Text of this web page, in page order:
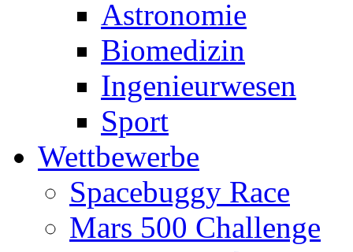
Astronomie
Biomedizin
Ingenieurwesen
Sport
Wettbewerbe
Spacebuggy Race
Mars 500 Challenge